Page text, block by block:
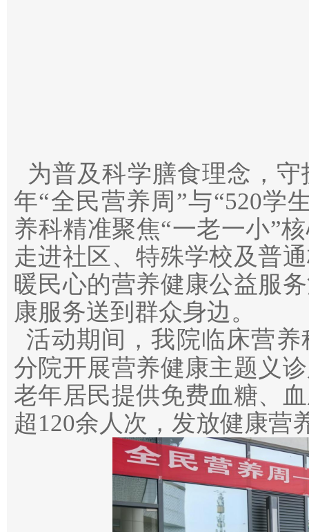
为普及科学膳食理念，
年“全民营养周”与“520学
养科精准聚焦“一老一小”
走进社区、特殊学校及普
暖民心的营养健康公益服
康服务送到群众身边。
活动期间，我院临床营
分院开展营养健康主题义
老年居民提供免费血糖、
超120余人次，发放健康营